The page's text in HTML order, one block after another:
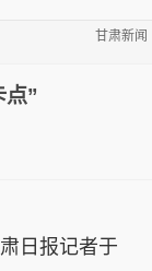
甘肃新闻
”
肃日报记者于